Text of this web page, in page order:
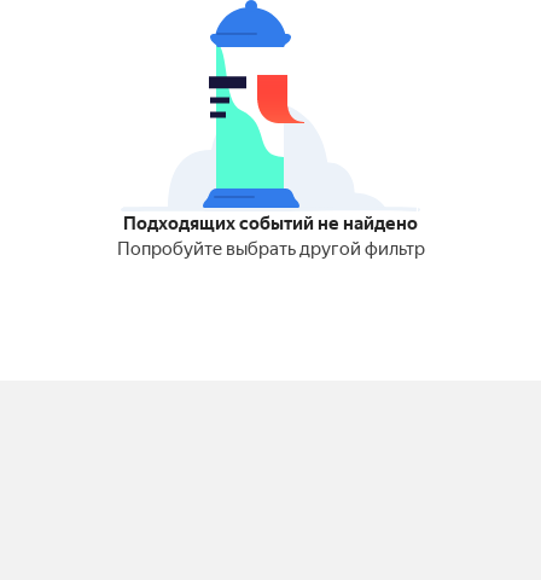
Подходящих событий не найдено
Попробуйте выбрать другой фильтр